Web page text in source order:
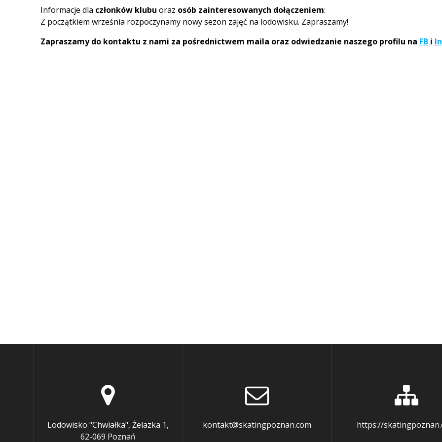
Informacje dla członków klubu oraz osób zainteresowanych dołączeniem:
Z początkiem września rozpoczynamy nowy sezon zajęć na lodowisku. Zapraszamy!
Zapraszamy do kontaktu z nami za pośrednictwem maila oraz odwiedzanie naszego profilu na FB i
Lodowisko "Chwiałka", Żelazka 1,
62-069 Poznań
kontakt@skatingpoznan.com https://